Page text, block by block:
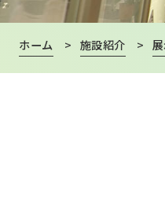
ホーム > 施設紹介 >